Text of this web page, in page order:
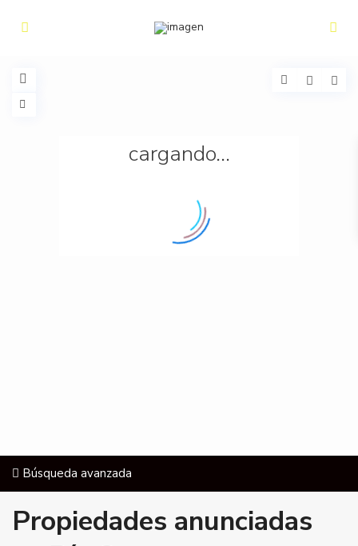
cargando...
Búsqueda avanzada
Propiedades anunciadas